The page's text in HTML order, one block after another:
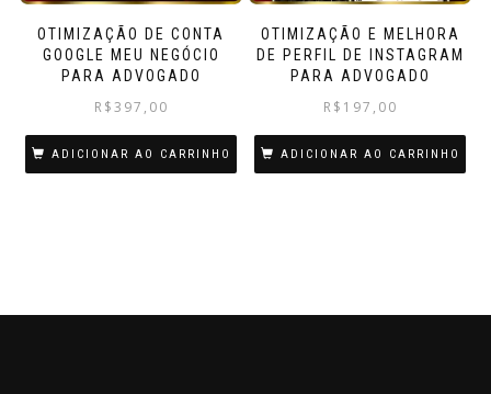
OTIMIZAÇÃO DE CONTA
GOOGLE MEU NEGÓCIO
PARA ADVOGADO
R$397,00
ADICIONAR AO CARRINHO
OTIMIZAÇÃO E MELHORA
DE PERFIL DE INSTAGRAM
PARA ADVOGADO
R$ 197,00
ADICIONAR AO CARRINHO